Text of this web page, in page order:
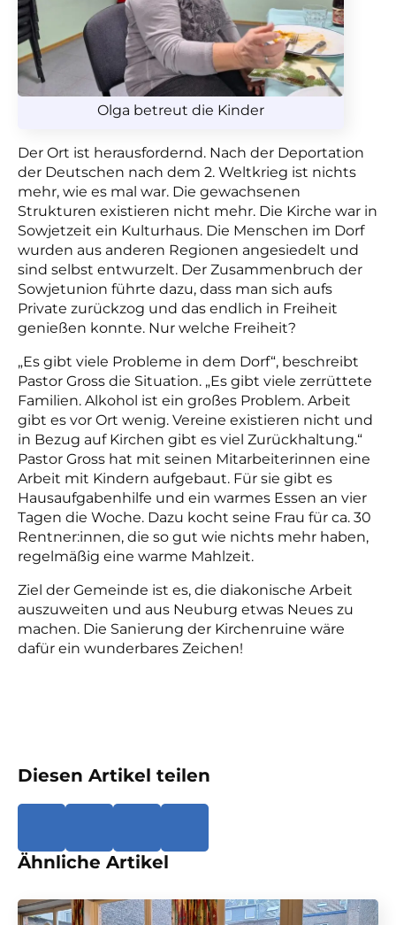
Olga betreut die Kinder
Der Ort ist herausfordernd. Nach der Deportation
der Deutschen nach dem 2. Weltkrieg ist nichts
mehr, wie es mal war. Die gewachsenen
Strukturen existieren nicht mehr. Die Kirche war in
Sowjetzeit ein Kulturhaus. Die Menschen im Dorf
wurden aus anderen Regionen angesiedelt und
sind selbst entwurzelt. Der Zusammenbruch der
Sowjetunion führte dazu, dass man sich aufs
Private zurückzog und das endlich in Freiheit
genießen konnte. Nur welche Freiheit?
„Es gibt viele Probleme in dem Dorf“, beschreibt
Pastor Gross die Situation. „Es gibt viele zerrüttete
Familien. Alkohol ist ein großes Problem. Arbeit
gibt es vor Ort wenig. Vereine existieren nicht und
in Bezug auf Kirchen gibt es viel Zurückhaltung.“
Pastor Gross hat mit seinen Mitarbeiterinnen eine
Arbeit mit Kindern aufgebaut. Für sie gibt es
Hausaufgabenhilfe und ein warmes Essen an vier
Tagen die Woche. Dazu kocht seine Frau für ca. 30
Rentner:innen, die so gut wie nichts mehr haben,
regelmäßig eine warme Mahlzeit.
Ziel der Gemeinde ist es, die diakonische Arbeit
auszuweiten und aus Neuburg etwas Neues zu
machen. Die Sanierung der Kirchenruine wäre
dafür ein wunderbares Zeichen!
Diesen Artikel teilen
Ähnliche Artikel